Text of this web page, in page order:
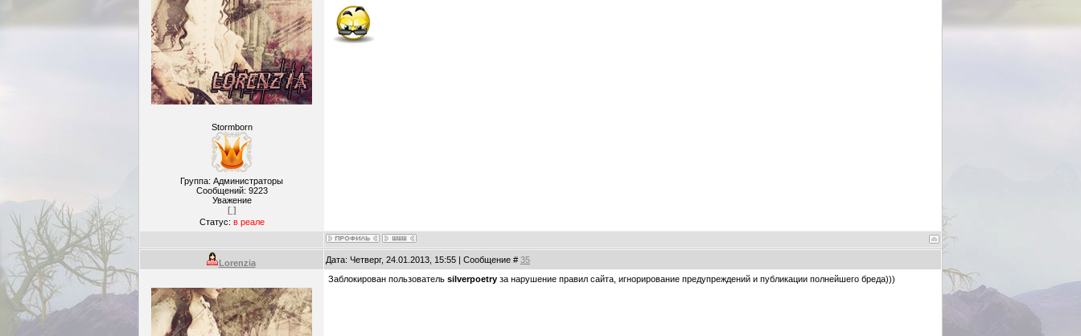
Stormborn
Группа: Администраторы
Сообщений: 9223
Уважение
[ ]
Статус: в реале
Lorenzia Дата: Четверг, 24.01.2013, 15:55 | Сообщение # 35
Заблокирован пользователь silverpoetry за нарушение правил сайта, игнорирование предупреждений и публикации полнейшего бреда)))